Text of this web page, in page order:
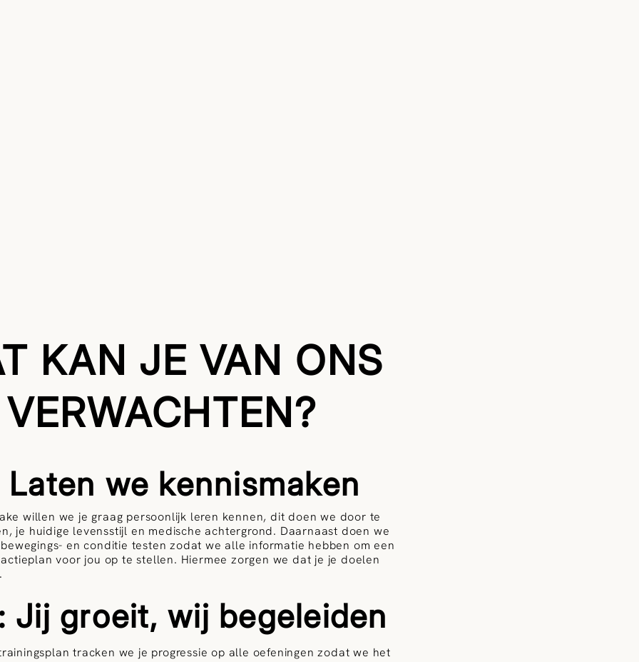
KAN JE VAN ONS
VERWACHTEN?
Laten we kennismaken
willen we je graag persoonlijk leren kennen, dit doen we door te
je huidige levensstijl en medische achtergrond. Daarnaast doen we
en conditie testen zodat we alle informatie hebben om een
voor jou op te stellen. Hiermee zorgen we dat je je doelen
Jij groeit, wij begeleiden
tracken we je progressie op alle oefeningen zodat we het